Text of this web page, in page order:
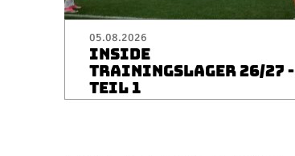
05.08.2026
INSIDE
TRAININGSLAGER 26/27 -
TEIL 1